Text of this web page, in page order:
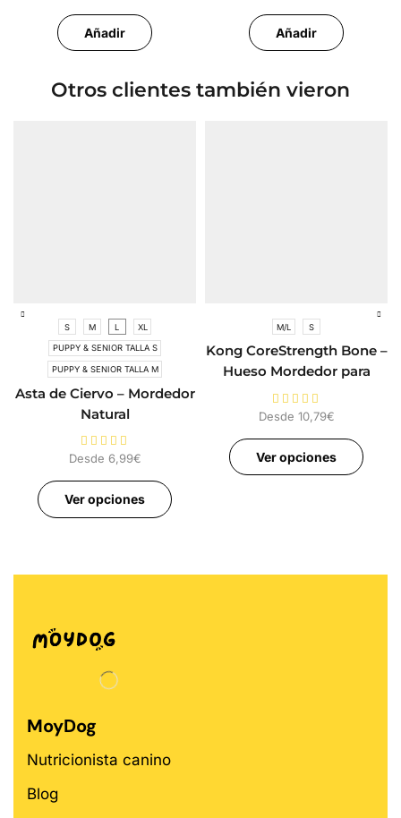
Añadir Añadir
Otros clientes también vieron
S M L XL
PUPPY & SENIOR TALLA S
PUPPY & SENIOR TALLA M
Asta de Ciervo – Mordedor
Natural
Desde 6,99€
Ver opciones
M/L S
Kong CoreStrength Bone –
Hueso Mordedor para
Perros
Desde 10,79€
Ver opciones
MoyDog
Nutricionista canino
Blog